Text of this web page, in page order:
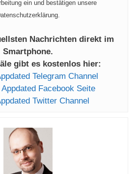
ein und bestätigen unsere
Nachrichten direkt im
Smartphone.
gibt es kostenlos hier:
Telegram Channel
Appdated Facebook Seite
Twitter Channel